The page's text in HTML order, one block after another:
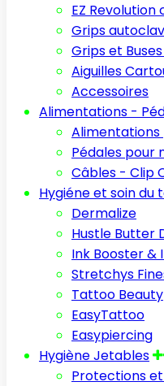
EZ
Grips
Grips et
Aiguilles
Accessoires
Alimentations -
Pédales pour
Câbles - Clip
Hygiéne et soin
Dermalize
Hustle Butter
Ink Booster
Stretchys
Tattoo Beauty
EasyTattoo
Easypiercing
Hygiène Jetables
Protections